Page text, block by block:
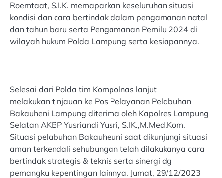
Roemtaat, S.I.K. memaparkan keseluruhan situasi
kondisi dan cara bertindak dalam pengamanan natal
dan tahun baru serta Pengamanan Pemilu 2024 di
wilayah hukum Polda Lampung serta kesiapannya.
Selesai dari Polda tim Kompolnas lanjut
melakukan tinjauan ke Pos Pelayanan Pelabuhan
Bakauheni Lampung diterima oleh Kapolres Lampung
Selatan AKBP Yusriandi Yusri, S.IK.,M.Med.Kom.
Situasi pelabuhan Bakauheuni saat dikunjungi situasi
aman terkendali sehubungan telah dilakukanya cara
bertindak strategis & teknis serta sinergi dg
pemangku kepentingan lainnya. Jumat, 29/12/2023